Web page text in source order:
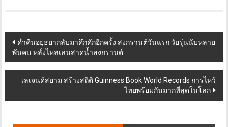
Post
navigation
ค่ำคืนอยุธยากลับมาคึกคักอีกครั้ง สงกรานต์วันแรก วัยรุ่นนับหลาย
พันคน หลั่งไหลเล่นสาดน้ำสงกรานต์
เลเจนด์สยาม สร้างสถิติ Guinness Book World Records การไหว้
ไทยพร้อมกันมากที่สุดในโลก